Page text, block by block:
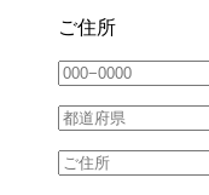
ご住所